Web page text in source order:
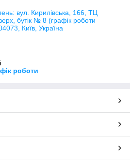
вул. Кирилівська, 166, ТЦ
бутік № 8 (графік роботи
Київ, Україна
роботи